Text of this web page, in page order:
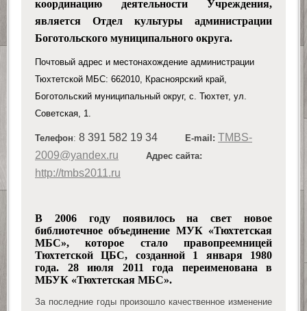
координацию деятельности Учреждения,
является Отдел культуры администрации
Боготольского муниципального округа.
Почтовый адрес и местонахождение администрации
Тюхтетской МБС: 662010, Красноярский край,
Боготольский муниципальный округ, с. Тюхтет, ул.
Советская, 1.
Телефон: 8 391 582 19 34 E-mail: TMBS-
2009@yandex.ru
Адрес сайта:
http://tmbs2011.ru
В 2006 году появилось на свет новое
библиотечное объединение МУК «Тюхтетская
МБС», которое стало право­преемницей
Тюхтетской ЦБС, созданной 1 января 1980
года. 28 июля 2011 года переименована в
МБУК «Тюхтетская МБС».
За последние годы произошло качественное изменение